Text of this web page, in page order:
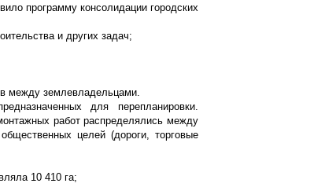
программу консолидации городских
и других задач;
между землевладельцами.
для перепланировки.
работ распределялись между
целей (дороги, торговые
10 410 га;